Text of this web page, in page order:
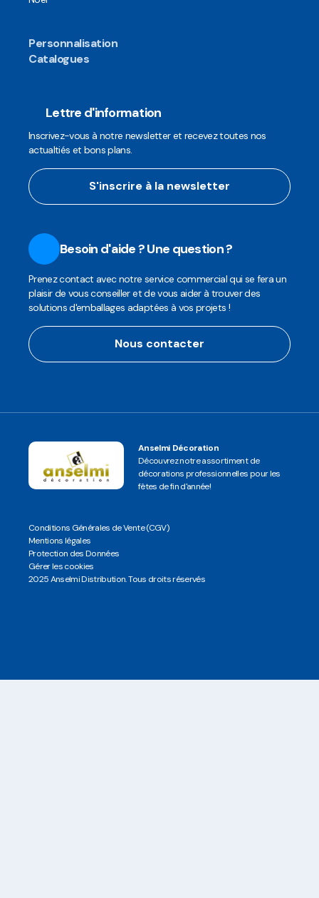
Personnalisation
Catalogues
Lettre d'information
Inscrivez-vous à notre newsletter et recevez toutes nos
actualtiés et bons plans.
S'inscrire à la newsletter
Besoin d'aide ? Une question ?
Prenez contact avec notre service commercial qui se fera un
plaisir de vous conseiller et de vous aider à trouver des
solutions d'emballages adaptées à vos projets !
Nous contacter
Anselmi Décoration
Découvrez notre assortiment de
décorations professionnelles pour les
fêtes de fin d'année!
Conditions Générales de Vente (CGV)
Mentions légales
Protection des Données
Gérer les cookies
2025 Anselmi Distribution. Tous droits réservés